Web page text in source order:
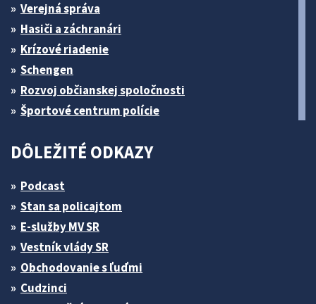
Verejná správa
Hasiči a záchranári
Krízové riadenie
Schengen
Rozvoj občianskej spoločnosti
Športové centrum polície
DÔLEŽITÉ ODKAZY
Podcast
Stan sa policajtom
E-služby MV SR
Vestník vlády SR
Obchodovanie s ľuďmi
Cudzinci